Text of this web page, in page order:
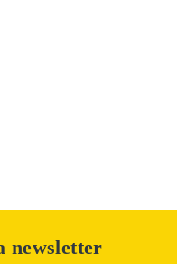
newsletter